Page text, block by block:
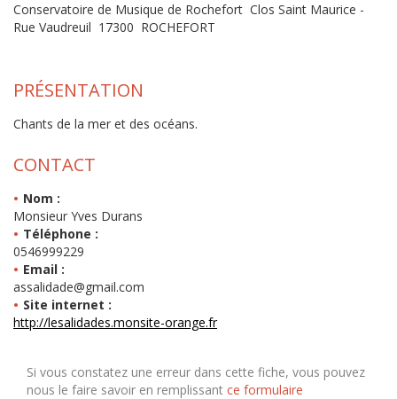
Conservatoire de Musique de Rochefort Clos Saint Maurice -
Rue Vaudreuil 17300 ROCHEFORT
PRÉSENTATION
Chants de la mer et des océans.
CONTACT
Nom :
Monsieur Yves Durans
Téléphone :
0546999229
Email :
assalidade@gmail.com
Site internet :
http://lesalidades.monsite-orange.fr
Si vous constatez une erreur dans cette fiche, vous pouvez
nous le faire savoir en remplissant ce formulaire